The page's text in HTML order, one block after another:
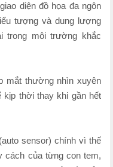
diện đồ họa đa ngôn
tượng và dung lượng
trong môi trường khắc
mắt thường nhìn xuyên
kịp thời thay khi gần hết
sensor) chính vì thế
cách của từng con tem,